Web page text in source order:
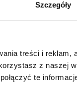
Szczegóły
treści i reklam,
z naszej
te